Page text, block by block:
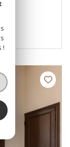
!